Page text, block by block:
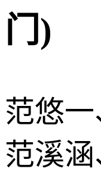
门)
范悠一
范溪涵